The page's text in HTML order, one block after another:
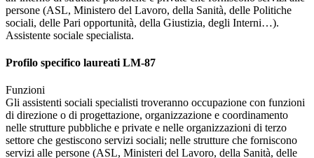
persone (ASL, Ministero del Lavoro, della Sanità, delle Politiche
sociali, delle Pari opportunità, della Giustizia, degli Interni…).
Assistente sociale specialista.
Profilo specifico laureati LM-87
Funzioni
Gli assistenti sociali specialisti troveranno occupazione con funzioni
di direzione o di progettazione, organizzazione e coordinamento
nelle strutture pubbliche e private e nelle organizzazioni di terzo
settore che gestiscono servizi sociali; nelle strutture che forniscono
servizi alle persone (ASL, Ministeri del Lavoro, della Sanità, delle